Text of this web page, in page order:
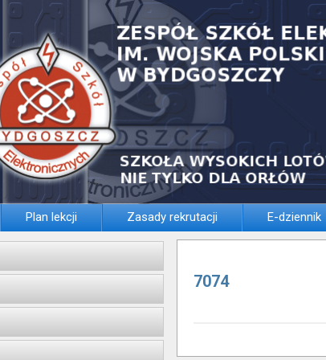
Plan lekcji Zasady rekrutacji E-dziennik
7074